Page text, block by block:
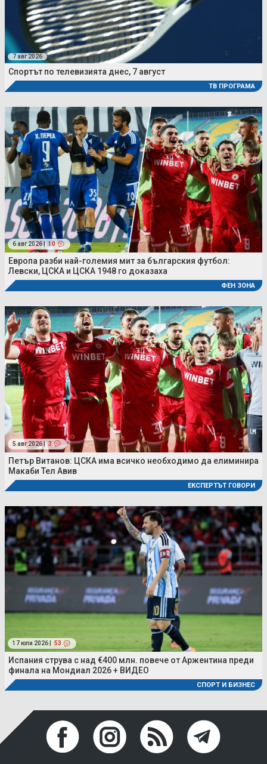
7 авг 2026
Спортът по телевизията днес, 7 август
ТВ ПРОГРАМА
6 авг 2026 | 10
Европа разби най-големия мит за българския футбол:
Левски, ЦСКА и ЦСКА 1948 го доказаха
ФЕН ЗОНА
5 авг 2026 | 3
Петър Витанов: ЦСКА има всичко необходимо да елиминира
Макаби Тел Авив
ЕКСПЕРТЪТ ГОВОРИ
17 юли 2026 | 53
Испания струва с над €400 млн. повече от Аржентина преди
финала на Мондиал 2026 + ВИДЕО
СПОРТ И БИЗНЕС